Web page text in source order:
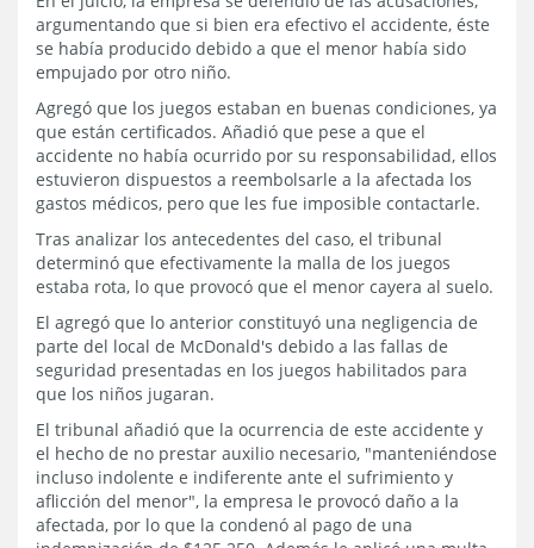
argumentando que si bien era efectivo el accidente, éste
se había producido debido a que el menor había sido
empujado por otro niño.
Agregó que los juegos estaban en buenas condiciones, ya
que están certificados. Añadió que pese a que el
accidente no había ocurrido por su responsabilidad, ellos
estuvieron dispuestos a reembolsarle a la afectada los
gastos médicos, pero que les fue imposible contactarle.
Tras analizar los antecedentes del caso, el tribunal
determinó que efectivamente la malla de los juegos
estaba rota, lo que provocó que el menor cayera al suelo.
El agregó que lo anterior constituyó una negligencia de
parte del local de McDonald's debido a las fallas de
seguridad presentadas en los juegos habilitados para
que los niños jugaran.
El tribunal añadió que la ocurrencia de este accidente y
el hecho de no prestar auxilio necesario, "manteniéndose
incluso indolente e indiferente ante el sufrimiento y
aflicción del menor", la empresa le provocó daño a la
afectada, por lo que la condenó al pago de una